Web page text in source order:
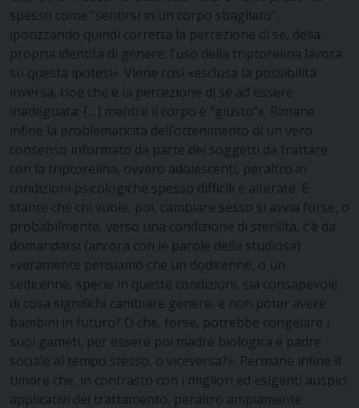
spesso come “sentirsi in un corpo sbagliato”,
ipotizzando quindi corretta la percezione di sé, della
propria identità di genere: l’uso della triptorelina lavora
su questa ipotesi». Viene così «esclusa la possibilità
inversa, cioè che è la percezione di sé ad essere
inadeguata: […] mentre il corpo è “giusto”». Rimane
infine la problematicità dell’ottenimento di un vero
consenso informato da parte dei soggetti da trattare
con la triptorelina, ovvero adolescenti, peraltro in
condizioni psicologiche spesso difficili e alterate. E
stante che chi vuole, poi, cambiare sesso si avvia forse, o
probabilmente, verso una condizione di sterilità, c’è da
domandarsi (ancora con le parole della studiosa):
«veramente pensiamo che un dodicenne, o un
sedicenne, specie in queste condizioni, sia consapevole
di cosa significhi cambiare genere, e non poter avere
bambini in futuro? O che, forse, potrebbe congelare i
suoi gameti, per essere poi madre biologica e padre
sociale al tempo stesso, o viceversa?». Permane infine il
timore che, in contrasto con i migliori ed esigenti auspici
applicativi del trattamento, peraltro ampiamente